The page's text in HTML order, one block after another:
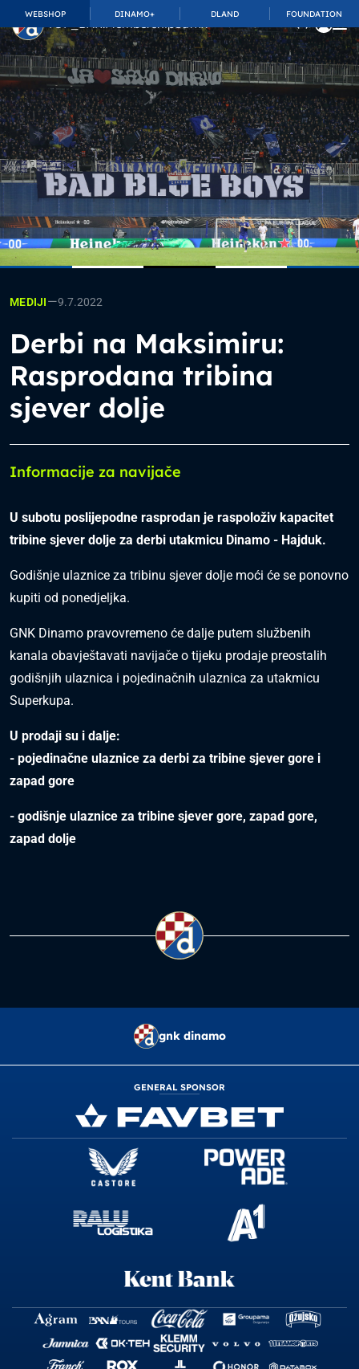
WEBSHOP DINAMO+ DLAND FOUNDATION
TOP_BAR.MembershipSuffix
MEDIJI—9.7.2022
Derbi na Maksimiru:
Rasprodana tribina
sjever dolje
Informacije za navijače
U subotu poslijepodne rasprodan je raspoloživ kapacitet
tribine sjever dolje za derbi utakmicu Dinamo - Hajduk.
Godišnje ulaznice za tribinu sjever dolje moći će se ponovno
kupiti od ponedjeljka.
GNK Dinamo pravovremeno će dalje putem službenih
kanala obavještavati navijače o tijeku prodaje preostalih
godišnjih ulaznica i pojedinačnih ulaznica za utakmicu
Superkupa.
U prodaji su i dalje:
- pojedinačne ulaznice za derbi za tribine sjever gore i
zapad gore
- godišnje ulaznice za tribine sjever gore, zapad gore,
zapad dolje
gnk dinamo
GENERAL SPONSOR